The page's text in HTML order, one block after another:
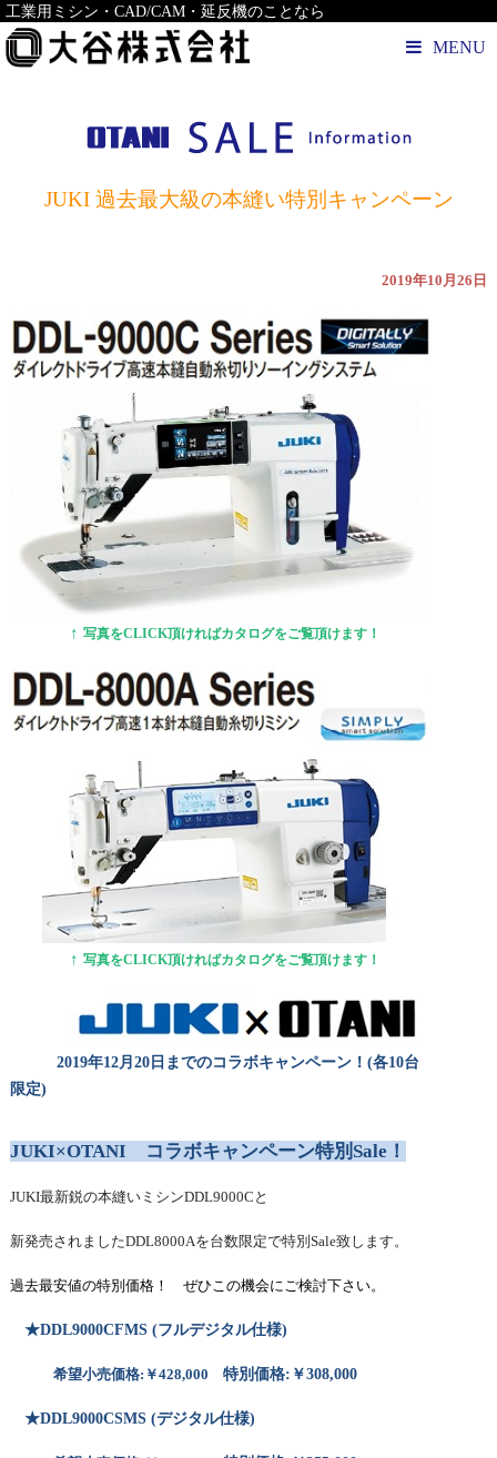
工業用ミシン・CAD/CAM・延反機のことなら
MENU
JUKI 過去最大級の本縫い特別キャンペーン
2019年10月26日
↑ 写真をCLICK頂ければカタログをご覧頂けます！
↑ 写真をCLICK頂ければカタログをご覧頂けます！
2019年12月20日までのコラボキャンペーン！(各10台
限定)
JUKI×OTANI コラボキャンペーン特別Sale！
JUKI最新鋭の本縫いミシンDDL9000Cと
新発売されましたDDL8000Aを台数限定で特別Sale致します。
過去最安値の特別価格！ ぜひこの機会にご検討下さい。
★DDL9000CFMS (フルデジタル仕様)
希望小売価格:￥428,000 特別価格:￥308,000
★DDL9000CSMS (デジタル仕様)